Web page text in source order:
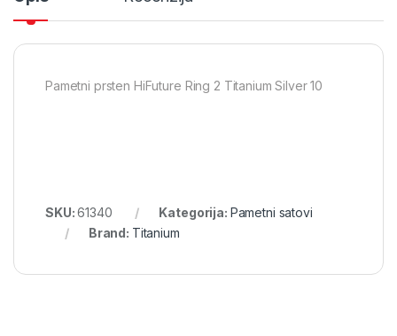
Pametni prsten HiFuture Ring 2 Titanium Silver 10
SKU:61340 Kategorija: Pametni satovi
Brand: Titanium